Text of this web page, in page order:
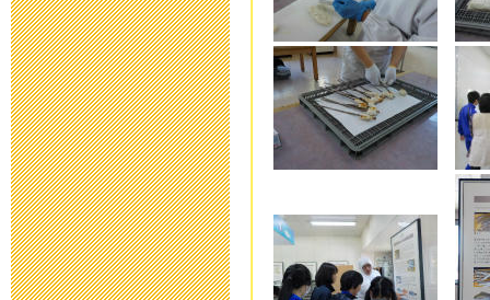
臨時休校期間
絡
2020年4月17日
送迎時におけ
ついての連絡
2020年4月 8日